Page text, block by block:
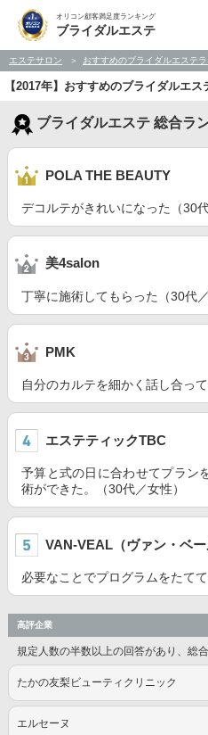
オリコン顧客満足度ランキング
ブライダルエステ
エステサロン おすすめのブライダルエステ
【2017年】おすすめのブライダルエ
ブライダルエステ 総合ラ
POLA THE BEAUTY
デコルテがきれいになった（30代
美4salon
丁寧に施術してもらった（30代／
PMK
自分のカルテを細かく話し合っ
エステティックTBC
予算と式の日に合わせてプラン
術ができた。（30代／女性）
VAN-VEAL（ヴァン・ベー
必要なことでプログラムをたて
高評企業
規定人数の半数以上の回答があり、総
たかの友梨ビューティクリニック
エルセーヌ